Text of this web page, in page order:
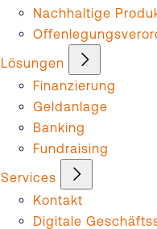
Nachhaltige
Lösungen
Finanzierung
Geldanlage
Banking
Fundraising
Services
Kontakt
Digitale